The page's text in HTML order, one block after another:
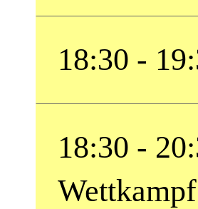
18:30 -
18:30 -